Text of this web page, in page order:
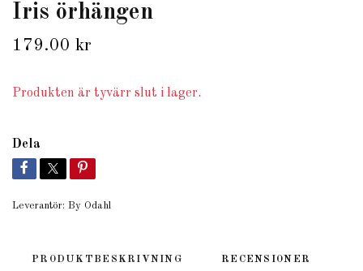
Iris örhängen
179.00 kr
Produkten är tyvärr slut i lager.
Dela
Leverantör: By Odahl
PRODUKTBESKRIVNING RECENSIONER